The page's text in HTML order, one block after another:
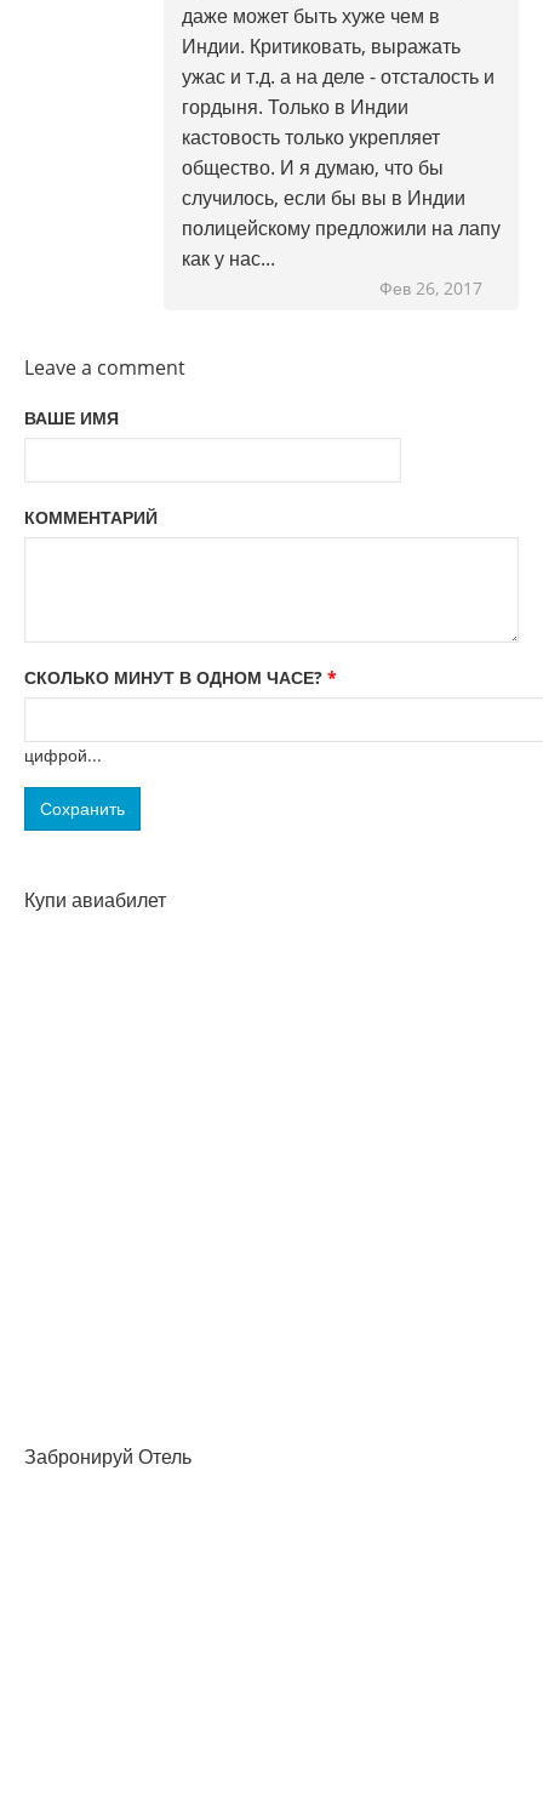
даже может быть хуже чем в
Индии. Критиковать, выражать
ужас и т.д. а на деле - отсталость и
гордыня. Только в Индии
кастовость только укрепляет
общество. И я думаю, что бы
случилось, если бы вы в Индии
полицейскому предложили на лапу
как у нас...
Фев 26, 2017
Leave a comment
ВАШЕ ИМЯ
КОММЕНТАРИЙ
СКОЛЬКО МИНУТ В ОДНОМ ЧАСЕ? *
цифрой...
Купи авиабилет
Забронируй Отель